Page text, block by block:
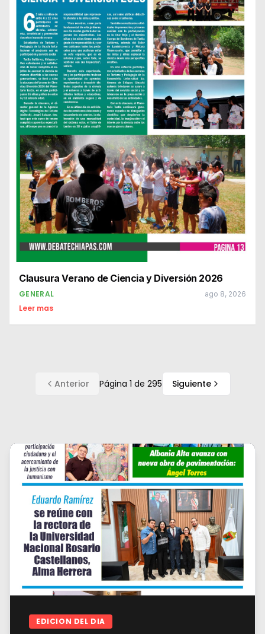
Clausura Verano de Ciencia y Diversión 2026
GENERAL ago 8, 2026
Leer mas
Anterior Página 1 de 295 Siguiente
EDICION DEL DIA